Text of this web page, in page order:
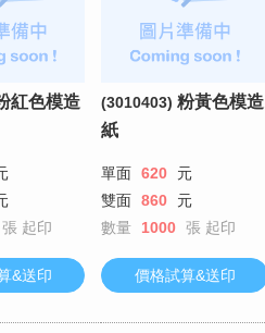
紅色模造
張 起印
(3010403)粉黃色模造
紙
單面 620
元
雙面 860
元
數量
1000 張 起印